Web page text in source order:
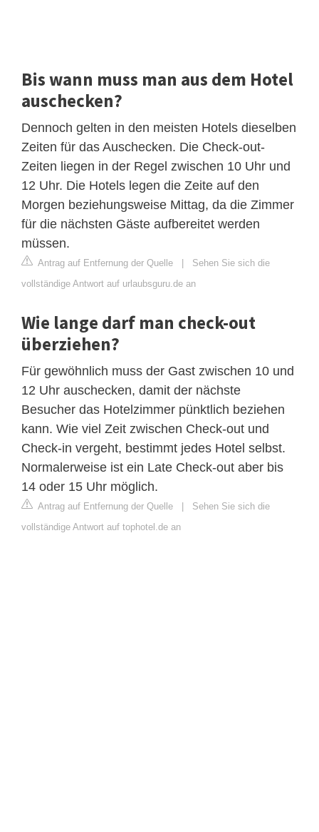
Bis wann muss man aus dem Hotel
auschecken?
Dennoch gelten in den meisten Hotels dieselben
Zeiten für das Auschecken. Die Check-out-
Zeiten liegen in der Regel zwischen 10 Uhr und
12 Uhr. Die Hotels legen die Zeite auf den
Morgen beziehungsweise Mittag, da die Zimmer
für die nächsten Gäste aufbereitet werden
müssen.
Antrag auf Entfernung der Quelle
Sehen Sie sich die
vollständige Antwort auf urlaubsguru.de an
Wie lange darf man check-out
überziehen?
Für gewöhnlich muss der Gast zwischen 10 und
12 Uhr auschecken, damit der nächste
Besucher das Hotelzimmer pünktlich beziehen
kann. Wie viel Zeit zwischen Check-out und
Check-in vergeht, bestimmt jedes Hotel selbst.
Normalerweise ist ein Late Check-out aber bis
14 oder 15 Uhr möglich.
Antrag auf Entfernung der Quelle
Sehen Sie sich die
vollständige Antwort auf tophotel.de an